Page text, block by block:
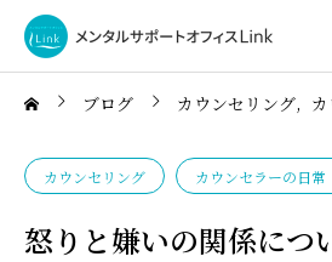
ブログ カウンセリング
カウンセリング カウンセラーの日常
怒りと嫌いの関係につ